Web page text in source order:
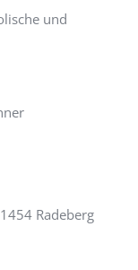
und
Radeberg